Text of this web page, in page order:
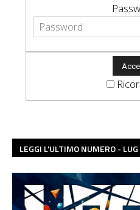
LEGGI L'ULTIMO NUMERO -